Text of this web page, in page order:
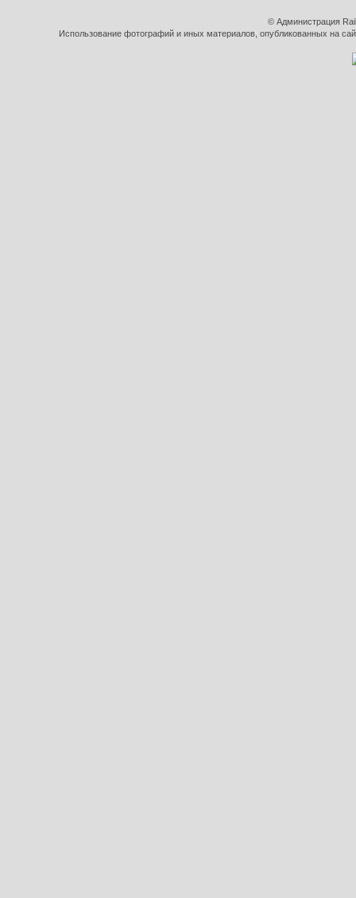
© Администрация
Использование фотографий и иных материалов, опубликованных на